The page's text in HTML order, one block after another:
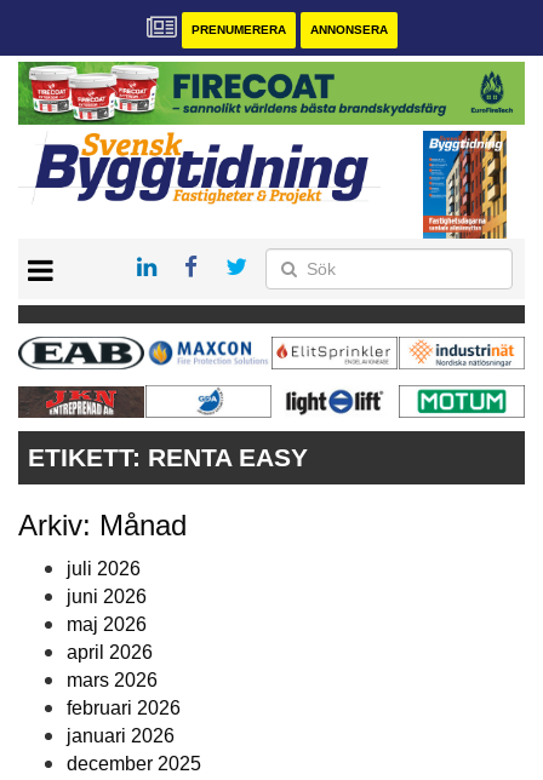
PRENUMERERA ANNONSERA
PRENUMERERA
VÅRA ANDRA MAGASIN
ANNONSERA
KONTAKT
ETIKETT: RENTA EASY
Arkiv: Månad
juli 2026
juni 2026
maj 2026
april 2026
mars 2026
februari 2026
januari 2026
december 2025